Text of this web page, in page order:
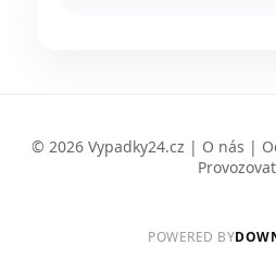
© 2026 Vypadky24.cz | O nás |
POWERED BY